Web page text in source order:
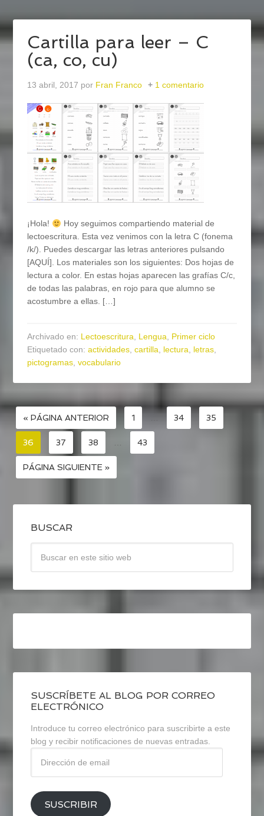
Cartilla para leer – C
(ca, co, cu)
13 abril, 2017 por Fran Franco 1 comentario
¡Hola!
Hoy seguimos compartiendo material de
lectoescritura. Esta vez venimos con la letra C (fonema
/k/). Puedes descargar las letras anteriores pulsando
[AQUÍ]. Los materiales son los siguientes: Dos hojas de
lectura a color. En estas hojas aparecen las grafías C/c,
de todas las palabras, en rojo para que alumno se
acostumbre a ellas. […]
Archivado en: Lectoescritura, Lengua, Primer ciclo
Etiquetado con:actividades,cartilla, lectura, letras,
pictogramas,vocabulario
« PÁGINA ANTERIOR 1 34 35
36 37 38 … 43
PÁGINA SIGUIENTE »
BUSCAR
SUSCRÍBETE AL BLOG POR CORREO
ELECTRÓNICO
Introduce tu correo electrónico para suscribirte a este
blog y recibir notificaciones de nuevas entradas.
email
SUSCRIBIR